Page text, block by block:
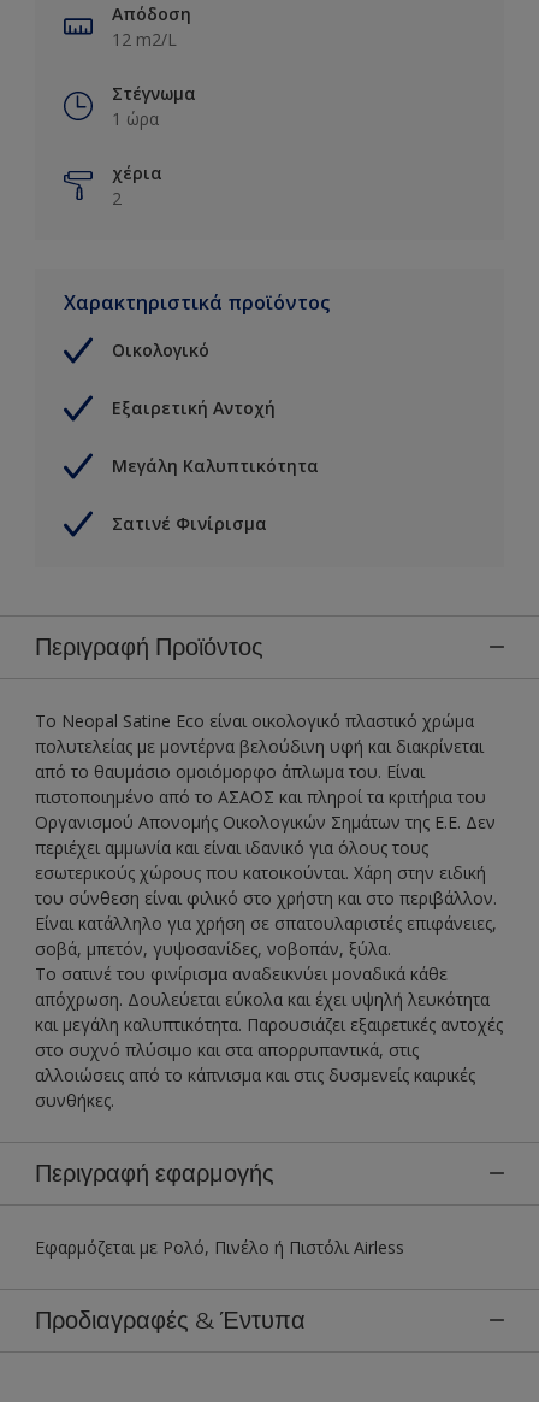
Απόδοση
12 m2/L
Στέγνωμα
1 ώρα
χέρια
2
Χαρακτηριστικά προϊόντος
Οικολογικό
Εξαιρετική Αντοχή
Μεγάλη Καλυπτικότητα
Σατινέ Φινίρισμα
Περιγραφή Προϊόντος
Το Neopal Satine Eco είναι οικολογικό πλαστικό χρώμα
πολυτελείας με μοντέρνα βελούδινη υφή και διακρίνεται
από το θαυμάσιο ομοιόμορφο άπλωμα του. Είναι
πιστοποιημένο από το ΑΣΑΟΣ και πληροί τα κριτήρια του
Οργανισμού Απονομής Οικολογικών Σημάτων της Ε.Ε. Δεν
περιέχει αμμωνία και είναι ιδανικό για όλους τους
εσωτερικούς χώρους που κατοικούνται. Χάρη στην ειδική
του σύνθεση είναι φιλικό στο χρήστη και στο περιβάλλον.
Είναι κατάλληλο για χρήση σε σπατουλαριστές επιφάνειες,
σοβά, μπετόν, γυψοσανίδες, νοβοπάν, ξύλα.
Το σατινέ του φινίρισμα αναδεικνύει μοναδικά κάθε
απόχρωση. Δουλεύεται εύκολα και έχει υψηλή λευκότητα
και μεγάλη καλυπτικότητα. Παρουσιάζει εξαιρετικές αντοχές
στο συχνό πλύσιμο και στα απορρυπαντικά, στις
αλλοιώσεις από το κάπνισμα και στις δυσμενείς καιρικές
συνθήκες.
Περιγραφή εφαρμογής
Εφαρμόζεται με Ρολό, Πινέλο ή Πιστόλι Airless
Προδιαγραφές & Έντυπα